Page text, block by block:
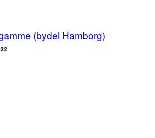
(bydel Hamborg)